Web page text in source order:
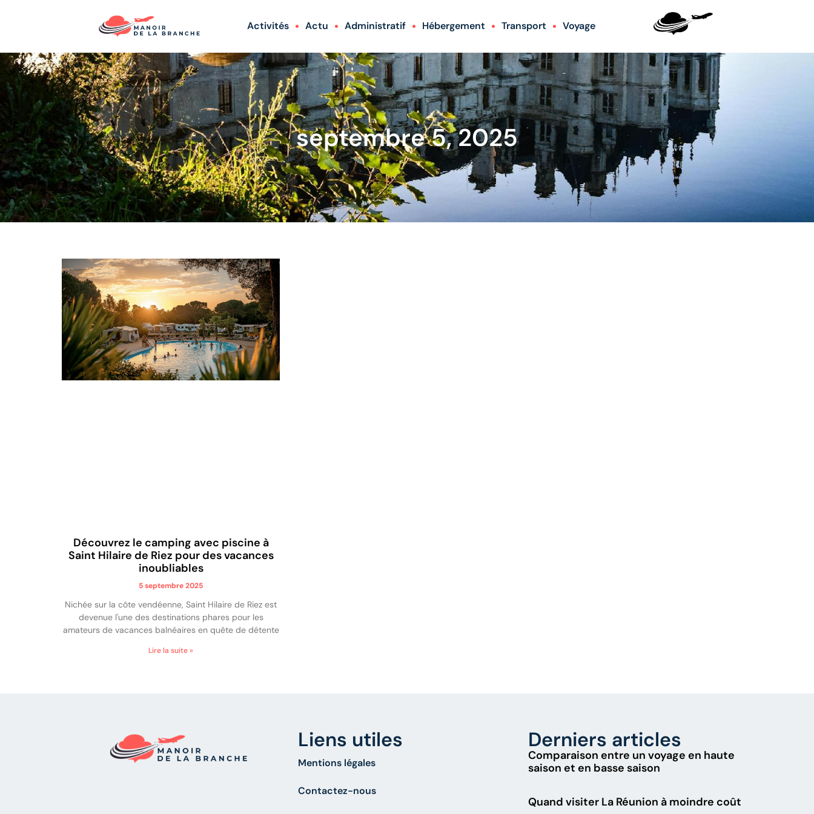
Activités Actu Administratif Hébergement Transport Voyage
septembre 5, 2025
Découvrez le camping avec piscine à
Saint Hilaire de Riez pour des vacances
inoubliables
5 septembre 2025
Nichée sur la côte vendéenne, Saint Hilaire de Riez est
devenue l'une des destinations phares pour les
amateurs de vacances balnéaires en quête de détente
Lire la suite »
Liens utiles
Mentions légales
Contactez-nous
Derniers articles
Comparaison entre un voyage en haute
saison et en basse saison
Quand visiter La Réunion à moindre coût